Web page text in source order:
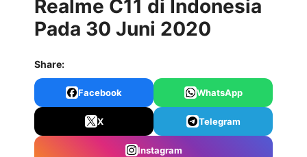
Realme C11 di Indonesia
Pada 30 Juni 2020
Share:
Facebook WhatsApp
X Telegram
Instagram